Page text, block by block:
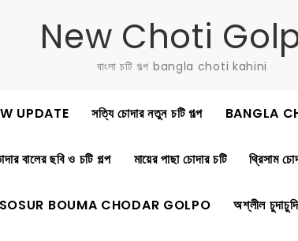
New Choti
বাংলা চটি গল্প bangla choti kahini
UPDATE সত্যি চোদার নতুন চটি গল্প BANGLA
বালের ছবি ও চটি গল্প মায়ের পাছা চোদার চটি থ্রিসাম
SOSUR BOUMA CHODAR GOLPO অশ্লীল